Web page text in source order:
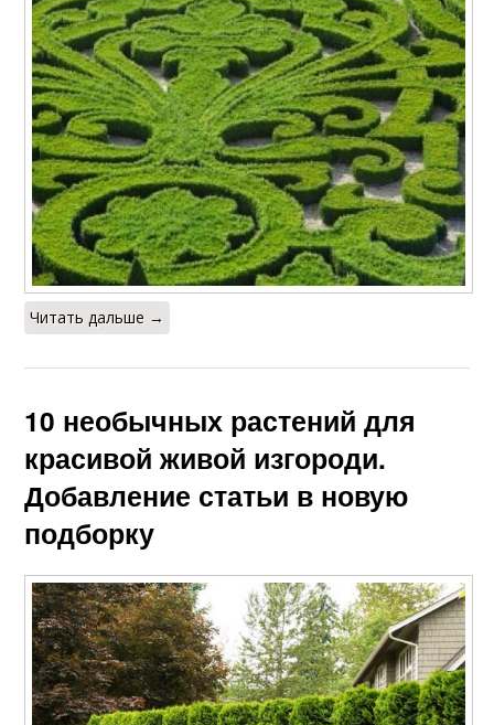
Читать дальше →
10 необычных растений для
красивой живой изгороди.
Добавление статьи в новую
подборку